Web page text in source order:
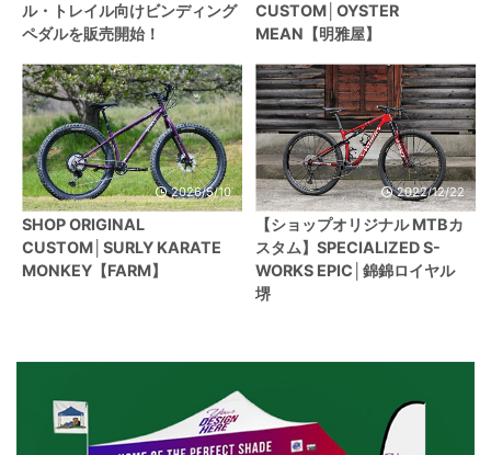
ル・トレイル向けビンディング
ペダルを販売開始！
CUSTOM│OYSTER
MEAN【明雅屋】
2026/5/10
SHOP ORIGINAL
CUSTOM│SURLY KARATE
MONKEY【FARM】
2022/12/22
【ショップオリジナル MTBカ
スタム】SPECIALIZED S-
WORKS EPIC│錦錦ロイヤル
堺